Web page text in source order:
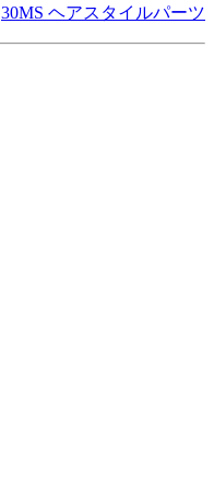
30MS ヘアスタイルパーツ